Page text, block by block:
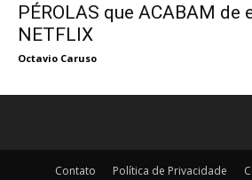
PÉROLAS que ACABAM de
NETFLIX
Octavio Caruso
Contato Política de Privacidade